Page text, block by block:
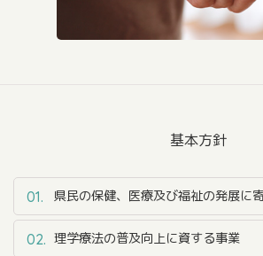
基本方針
01. 県民の保健、医療及び福祉の発展に
02. 理学療法の普及向上に資する事業